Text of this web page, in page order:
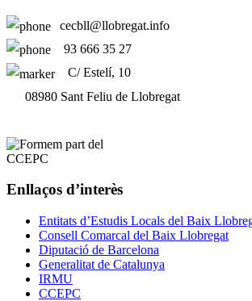
cecbll@llobregat.info
93 666 35 27
C/ Estelí, 10
08980 Sant Feliu de Llobregat
Enllaços d’interès
Entitats d’Estudis Locals del Baix
Consell Comarcal del Baix Llobregat
Diputació de Barcelona
Generalitat de Catalunya
IRMU
CCEPC